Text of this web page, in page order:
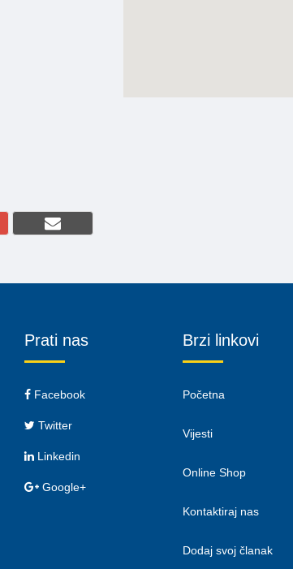
Prati nas
Facebook
Twitter
Linkedin
Google+
Brzi linkovi
Početna
Vijesti
Online Shop
Kontaktiraj nas
Dodaj svoj članak